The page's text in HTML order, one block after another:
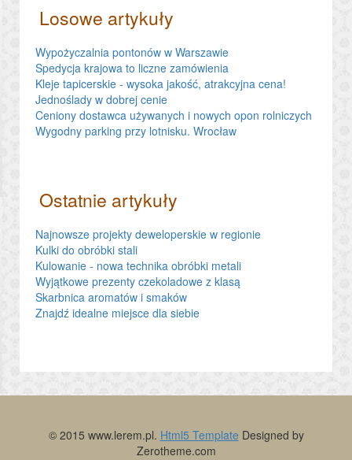
Losowe artykuły
Wypożyczalnia pontonów w Warszawie
Spedycja krajowa to liczne zamówienia
Kleje tapicerskie - wysoka jakość, atrakcyjna cena!
Jednoślady w dobrej cenie
Ceniony dostawca używanych i nowych opon rolniczych
Wygodny parking przy lotnisku. Wrocław
Ostatnie artykuły
Najnowsze projekty deweloperskie w regionie
Kulki do obróbki stali
Kulowanie - nowa technika obróbki metali
Wyjątkowe prezenty czekoladowe z klasą
Skarbnica aromatów i smaków
Znajdź idealne miejsce dla siebie
© 2015 www.lerem.pl. Html5 Template Designed by
Zerotheme.com